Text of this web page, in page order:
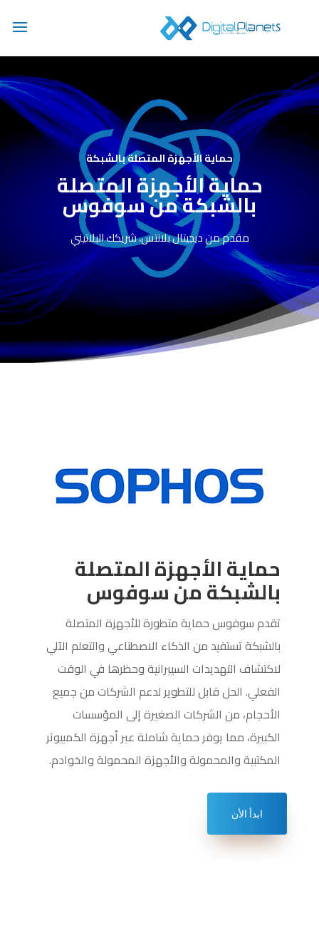
حماية الأجهزة المتصلة بالشبكة
حماية الأجهزة المتصلة
بالشبكة من سوفوس
مقدم من ديجيتال بلانتس، شريكك البلاتيني
حماية الأجهزة المتصلة
بالشبكة من سوفوس
تقدم سوفوس حماية متطورة للأجهزة المتصلة
بالشبكة تستفيد من الذكاء الاصطناعي والتعلم الآلي
لاكتشاف التهديدات السيبرانية وحظرها في الوقت
الفعلي. الحل قابل للتطوير لدعم الشركات من جميع
الأحجام، من الشركات الصغيرة إلى المؤسسات
الكبيرة، مما يوفر حماية شاملة عبر أجهزة الكمبيوتر
المكتبية والمحمولة والأجهزة المحمولة والخوادم.
ابدأ الأن